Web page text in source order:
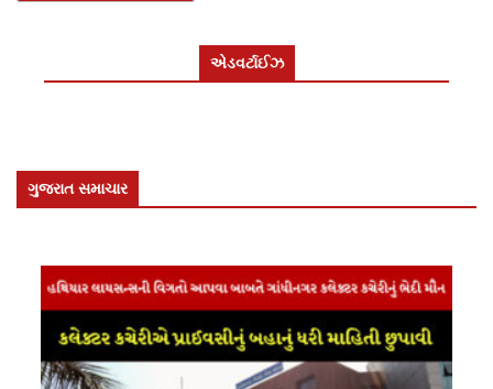
એડવર્ટાઈઝ
ગુજરાત સમાચાર